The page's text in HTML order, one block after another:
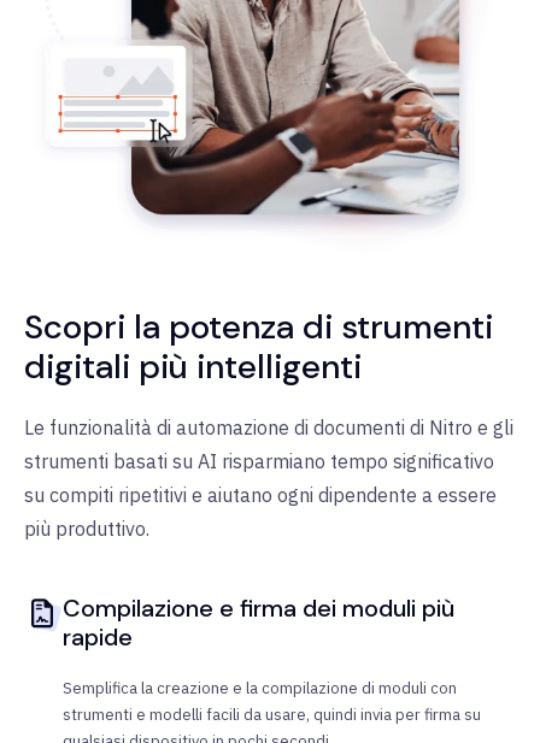
Scopri la potenza di strumenti
digitali più intelligenti
Le funzionalità di automazione di documenti di Nitro e gli
strumenti basati su AI risparmiano tempo significativo
su compiti ripetitivi e aiutano ogni dipendente a essere
più produttivo.
Compilazione e firma dei moduli più
rapide
Semplifica la creazione e la compilazione di moduli con
strumenti e modelli facili da usare, quindi invia per firma su